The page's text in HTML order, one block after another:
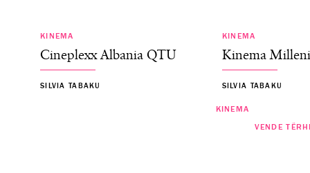
KINEMA
Cineplexx Albania QTU
SILVIA TABAKU
KINEMA
Kinema
SILVIA TABAKU
VENDE
KINEMA
KINEMA